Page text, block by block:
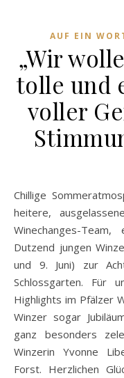
AUF EIN
„Wir
tolle und
voller
Chillige Sommeratmosphäre, richtig tolle Weine und eine
heitere,
Winechanges-
Dutzend jungen
und 9. Juni) zur
Schlossgarten. Für
Highlights im Pfälzer
Winzer sogar
ganz besonders
Winzerin Yvonne
Forst. Herzlichen